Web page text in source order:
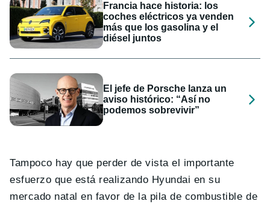
Francia hace historia: los
coches eléctricos ya venden
más que los gasolina y el
diésel juntos
El jefe de Porsche lanza un
aviso histórico: “Así no
podemos sobrevivir”
Tampoco hay que perder de vista el importante
esfuerzo que está realizando Hyundai en su
mercado natal en favor de la pila de combustible de